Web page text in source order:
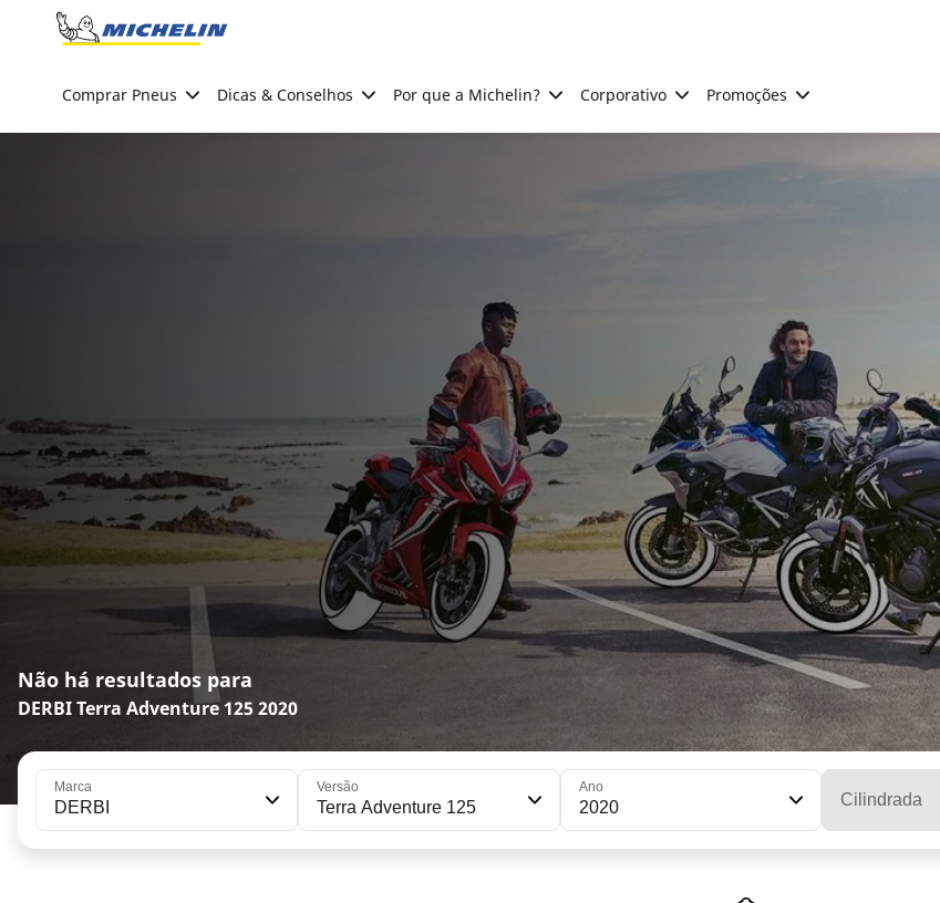
Go to page content
Comprar Pneus Dicas & Conselhos Por que a Michelin? Corporativo Promoções
Não há resultados para
DERBI Terra Adventure 125 2020
Marca
DERBI
Versão
Terra Adventure 125
Ano
2020 Cilindrada